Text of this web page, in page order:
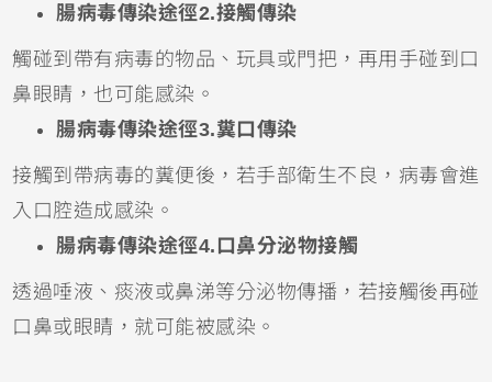
腸病毒傳染途徑2.接觸傳染
觸碰到帶有病毒的物品、玩具或門把，再用手碰到口
鼻眼睛，也可能感染。
腸病毒傳染途徑3.糞口傳染
接觸到帶病毒的糞便後，若手部衛生不良，病毒會進
入口腔造成感染。
腸病毒傳染途徑4.口鼻分泌物接觸
透過唾液、痰液或鼻涕等分泌物傳播，若接觸後再碰
口鼻或眼睛，就可能被感染。